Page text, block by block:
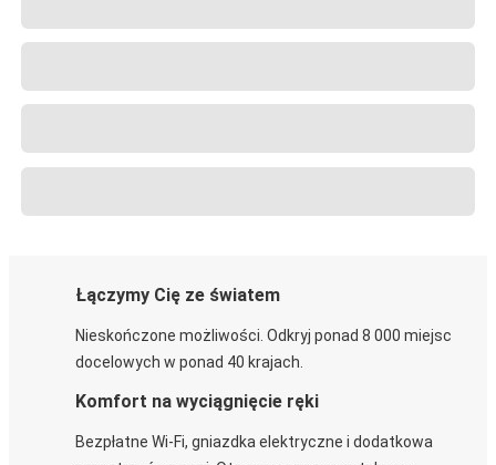
Łączymy Cię ze światem
Nieskończone możliwości. Odkryj ponad 8 000 miejsc
docelowych w ponad 40 krajach.
Komfort na wyciągnięcie ręki
Bezpłatne Wi-Fi, gniazdka elektryczne i dodatkowa